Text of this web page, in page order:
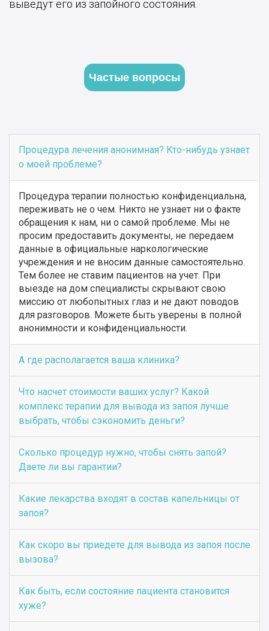
выведут его из запойного состояния.
Частые вопросы
Процедура лечения анонимная? Кто-нибудь узнает
о моей проблеме?
Процедура терапии полностью конфиденциальна,
переживать не о чем. Никто не узнает ни о факте
обращения к нам, ни о самой проблеме. Мы не
просим предоставить документы, не передаем
данные в официальные наркологические
учреждения и не вносим данные самостоятельно.
Тем более не ставим пациентов на учет. При
выезде на дом специалисты скрывают свою
миссию от любопытных глаз и не дают поводов
для разговоров. Можете быть уверены в полной
анонимности и конфиденциальности.
А где располагается ваша клиника?
Что насчет стоимости ваших услуг? Какой
комплекс терапии для вывода из запоя лучше
выбрать, чтобы сэкономить деньги?
Сколько процедур нужно, чтобы снять запой?
Даете ли вы гарантии?
Какие лекарства входят в состав капельницы от
запоя?
Как скоро вы приедете для вывода из запоя после
вызова?
Как быть, если состояние пациента становится
хуже?